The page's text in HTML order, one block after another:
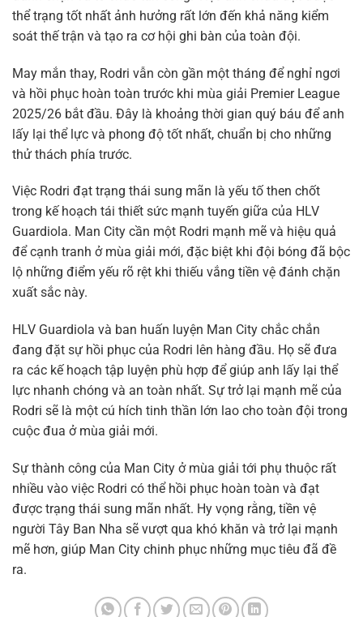
thể trạng tốt nhất ảnh hưởng rất lớn đến khả năng kiểm
soát thế trận và tạo ra cơ hội ghi bàn của toàn đội.
May mắn thay, Rodri vẫn còn gần một tháng để nghỉ ngơi
và hồi phục hoàn toàn trước khi mùa giải Premier League
2025/26 bắt đầu. Đây là khoảng thời gian quý báu để anh
lấy lại thể lực và phong độ tốt nhất, chuẩn bị cho những
thử thách phía trước.
Việc Rodri đạt trạng thái sung mãn là yếu tố then chốt
trong kế hoạch tái thiết sức mạnh tuyến giữa của HLV
Guardiola. Man City cần một Rodri mạnh mẽ và hiệu quả
để cạnh tranh ở mùa giải mới, đặc biệt khi đội bóng đã bộc
lộ những điểm yếu rõ rệt khi thiếu vắng tiền vệ đánh chặn
xuất sắc này.
HLV Guardiola và ban huấn luyện Man City chắc chắn
đang đặt sự hồi phục của Rodri lên hàng đầu. Họ sẽ đưa
ra các kế hoạch tập luyện phù hợp để giúp anh lấy lại thể
lực nhanh chóng và an toàn nhất. Sự trở lại mạnh mẽ của
Rodri sẽ là một cú hích tinh thần lớn lao cho toàn đội trong
cuộc đua ở mùa giải mới.
Sự thành công của Man City ở mùa giải tới phụ thuộc rất
nhiều vào việc Rodri có thể hồi phục hoàn toàn và đạt
được trạng thái sung mãn nhất. Hy vọng rằng, tiền vệ
người Tây Ban Nha sẽ vượt qua khó khăn và trở lại mạnh
mẽ hơn, giúp Man City chinh phục những mục tiêu đã đề
ra.